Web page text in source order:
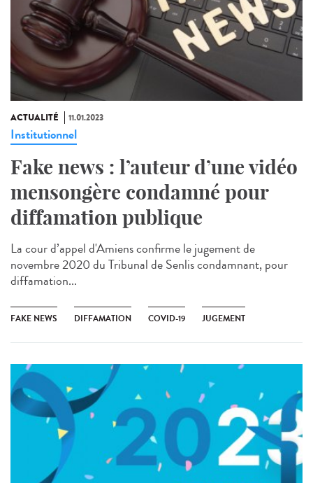
ACTUALITÉ 11.01.2023
Institutionnel
Fake news : l’auteur d’une vidéo
mensongère condamné pour
diffamation publique
La cour d’appel d'Amiens confirme le jugement de
novembre 2020 du Tribunal de Senlis condamnant, pour
diffamation...
FAKE NEWS DIFFAMATION COVID-19 JUGEMENT